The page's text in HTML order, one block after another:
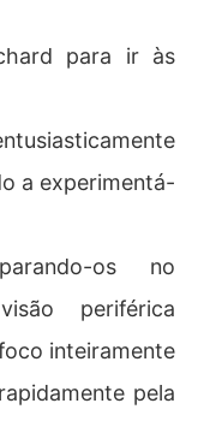
para ir às
a experimentá-
os no
periférica
inteiramente
pela